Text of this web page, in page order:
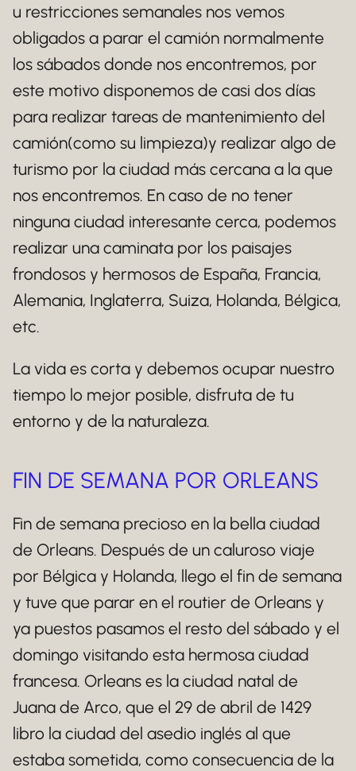
u restricciones semanales nos vemos
obligados a parar el camión normalmente
los sábados donde nos encontremos, por
este motivo disponemos de casi dos días
para realizar tareas de mantenimiento del
camión(como su limpieza)y realizar algo de
turismo por la ciudad más cercana a la que
nos encontremos. En caso de no tener
ninguna ciudad interesante cerca, podemos
realizar una caminata por los paisajes
frondosos y hermosos de España, Francia,
Alemania, Inglaterra, Suiza, Holanda, Bélgica,
etc.
La vida es corta y debemos ocupar nuestro
tiempo lo mejor posible, disfruta de tu
entorno y de la naturaleza.
FIN DE SEMANA POR ORLEANS
Fin de semana precioso en la bella ciudad
de Orleans. Después de un caluroso viaje
por Bélgica y Holanda, llego el fin de semana
y tuve que parar en el routier de Orleans y
ya puestos pasamos el resto del sábado y el
domingo visitando esta hermosa ciudad
francesa. Orleans es la ciudad natal de
Juana de Arco, que el 29 de abril de 1429
libro la ciudad del asedio inglés al que
estaba sometida, como consecuencia de la